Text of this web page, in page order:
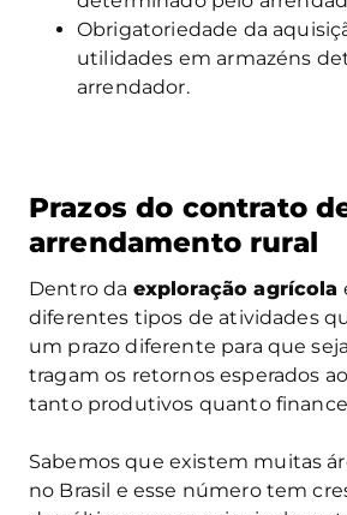
Obrigatoriedade da
utilidades em armazéns
arrendador.
Prazos do contrato
arrendamento rural
Dentro da exploração agrícola
diferentes tipos de atividades
um prazo diferente para que
tragam os retornos esperados
tanto produtivos quanto
Sabemos que existem muitas
no Brasil e esse número tem